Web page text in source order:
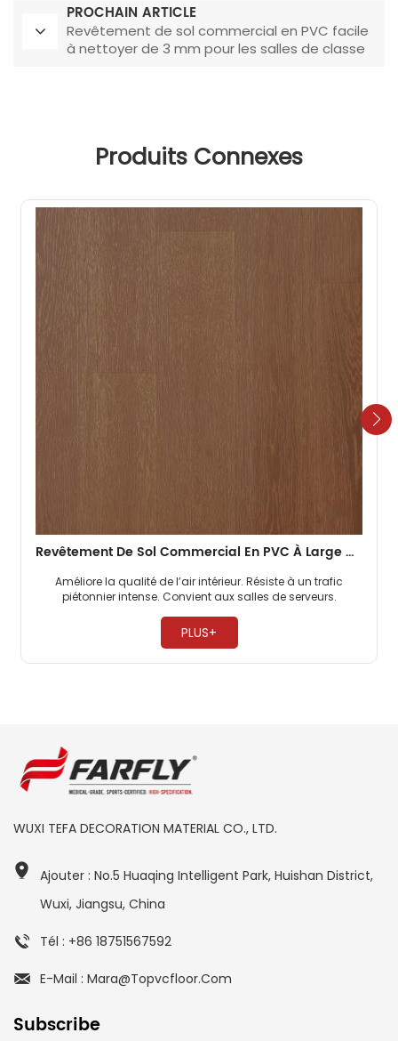
PROCHAIN ARTICLE
Revêtement de sol commercial en PVC facile
à nettoyer de 3 mm pour les salles de classe
Produits Connexes
Revêtement De Sol Commercial En PVC À Large Gamme De Couleurs De 3 Mm Pour Les Gymnases
Améliore la qualité de l’air intérieur. Résiste à un trafic
piétonnier intense. Convient aux salles de serveurs. ​
PLUS+
WUXI TEFA DECORATION MATERIAL CO., LTD.
Ajouter : No.5 Huaqing Intelligent Park, Huishan District,
Wuxi, Jiangsu, China
Tél : +86 18751567592
E-Mail : Mara@topvcfloor.com
Subscribe